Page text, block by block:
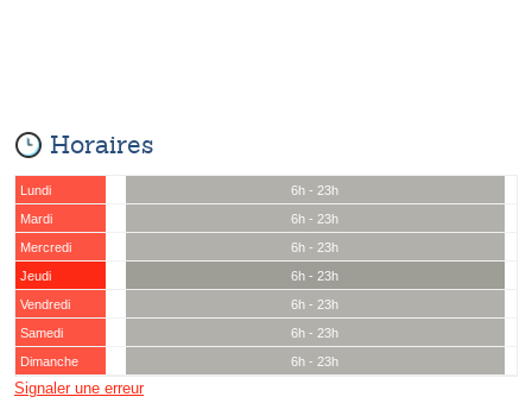
Horaires
Lundi
6h - 23h
Mardi
6h - 23h
Mercredi
6h - 23h
Jeudi
6h - 23h
Vendredi
6h - 23h
Samedi
6h - 23h
Dimanche
6h - 23h
Signaler une erreur